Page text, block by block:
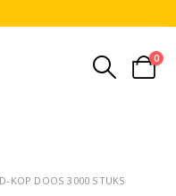
0
KOP DOOS 3000 STUKS